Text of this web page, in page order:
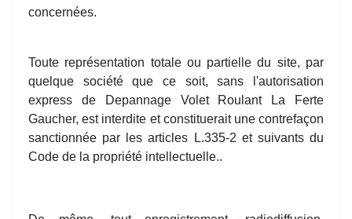
concernées.
Toute représentation totale ou partielle du site, par
quelque société que ce soit, sans l'autorisation
express de Depannage Volet Roulant La Ferte
Gaucher, est interdite et constituerait une contrefaçon
sanctionnée par les articles L.335-2 et suivants du
Code de la propriété intellectuelle..